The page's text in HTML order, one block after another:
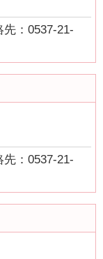
動発表交流会
（1）活動理念や
（2）事業拡大に
：0537-21-
：0537-21-